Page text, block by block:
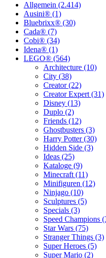
Allgemein (2.414)
Ausini® (1)
Bluebrixx® (30)
Cada® (7)
Cobi® (34)
Idena® (1)
LEGO® (564)
Architecture (10)
City (38)
Creator (22)
Creator Expert (31)
Disney (13)
Duplo (2)
Friends (12)
Ghostbusters (3)
Harry Potter (30)
Hidden Side (3)
Ideas (25)
Kataloge (9)
Minecraft (11)
Minifiguren (12)
Ninjago (10)
Sculptures (5)
Specials (3)
Speed Champions
Star Wars (75)
Stranger Things (3)
Super Heroes (5)
Super Mario (2)